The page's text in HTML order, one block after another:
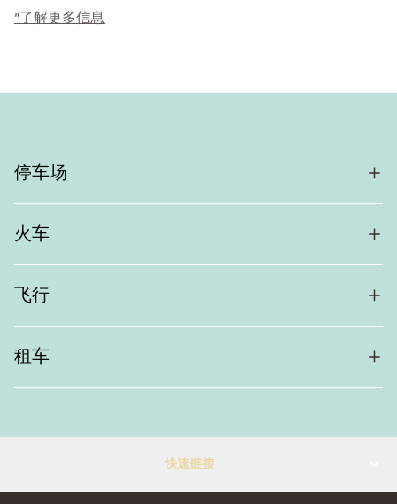
"了解更多信息
停车场
火车
飞行
租车
快速链接